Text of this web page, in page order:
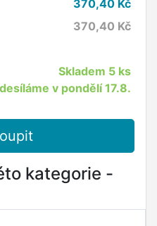
370,40 Kč
370,40 Kč
Skladem 5 ks
v pondělí 17.8.
kategorie -